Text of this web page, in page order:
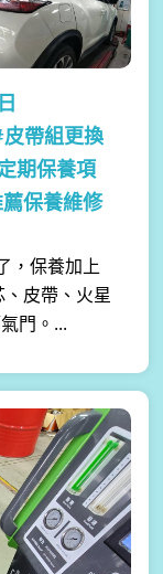
帶組更換
期保養項
保養維修
，保養加上
皮帶、火星
門。...